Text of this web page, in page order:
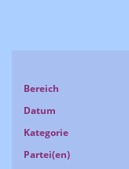
Bereich
Datum
Kategorie
Partei(en)